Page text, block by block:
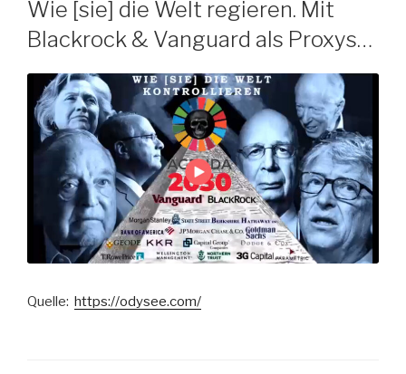
Wie [sie] die Welt regieren. Mit
Blackrock & Vanguard als Proxys…
Quelle: https://odysee.com/